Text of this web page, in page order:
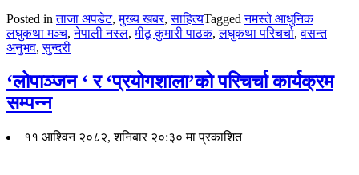
Posted inताजा अपडेट,मुख्य खबर,साहित्यTaggedनमस्ते आधुनिक
लघुकथा मञ्च,नेपाली नस्ल,मीठू कुमारी पाठक,लघुकथा परिचर्चा,वसन्त
अनुभव,सुन्दरी
‘लोपाञ्जन ‘ र ‘प्रयोगशाला’को परिचर्चा कार्यक्रम
सम्पन्न
११ आश्विन २०८२, शनिबार २०:३० मा प्रकाशित